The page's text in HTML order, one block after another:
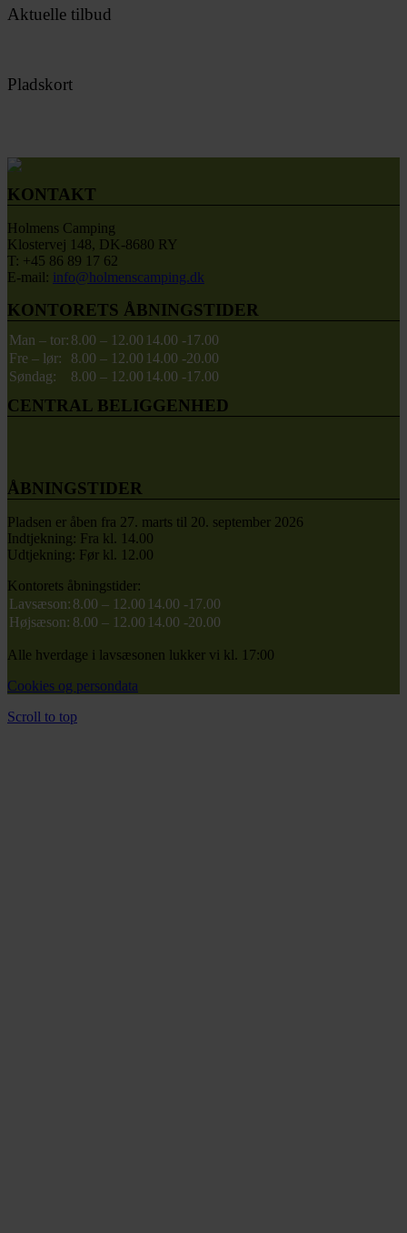
Aktuelle tilbud
Pladskort
KONTAKT
Holmens Camping
Klostervej 148, DK-8680 RY
T: +45 86 89 17 62
E-mail: info@holmenscamping.dk
KONTORETS ÅBNINGSTIDER
Man – tor: 8.00 – 12.00 14.00 -17.00
Fre – lør:
8.00 – 12.00 14.00 -20.00
Søndag:
8.00 – 12.00 14.00 -17.00
CENTRAL BELIGGENHED
ÅBNINGSTIDER
Pladsen er åben fra 27. marts til 20. september 2026
Indtjekning: Fra kl. 14.00
Udtjekning: Før kl. 12.00
Kontorets åbningstider:
Lavsæson: 8.00 – 12.00 14.00 -17.00
Højsæson: 8.00 – 12.00 14.00 -20.00
Alle hverdage i lavsæsonen lukker vi kl. 17:00
Cookies og persondata
Scroll to top